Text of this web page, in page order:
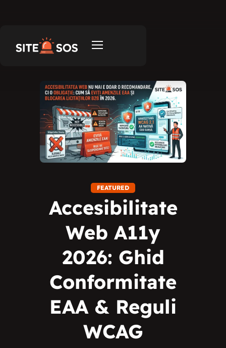
FEATURED
Accesibilitate
Web A11y
2026: Ghid
Conformitate
EAA & Reguli
WCAG